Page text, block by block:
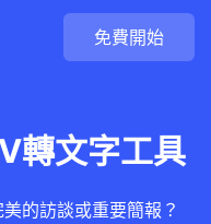
免費開始
轉文字工具
的訪談或重要簡報？